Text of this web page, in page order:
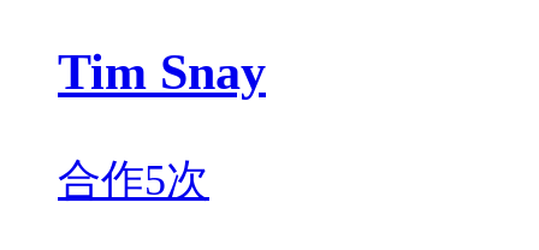
Tim Snay
合作5次